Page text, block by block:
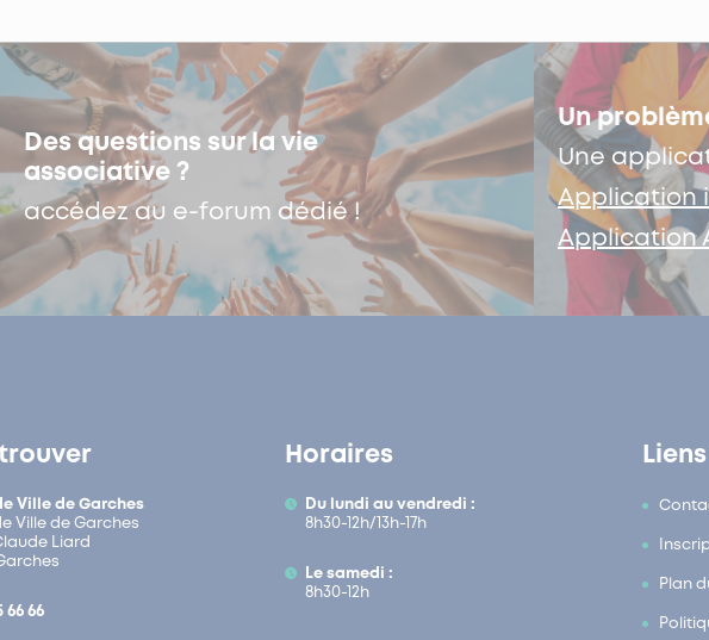
Des questions sur la vie
associative ?
accédez au e-forum dédié !
Un
Une
Application
Application
Ville de Garches
Ville de Garches
Liard
66 66
Horaires
Du lundi au vendredi :
8h30-12h/13h-17h
Le samedi :
8h30-12h
Plan